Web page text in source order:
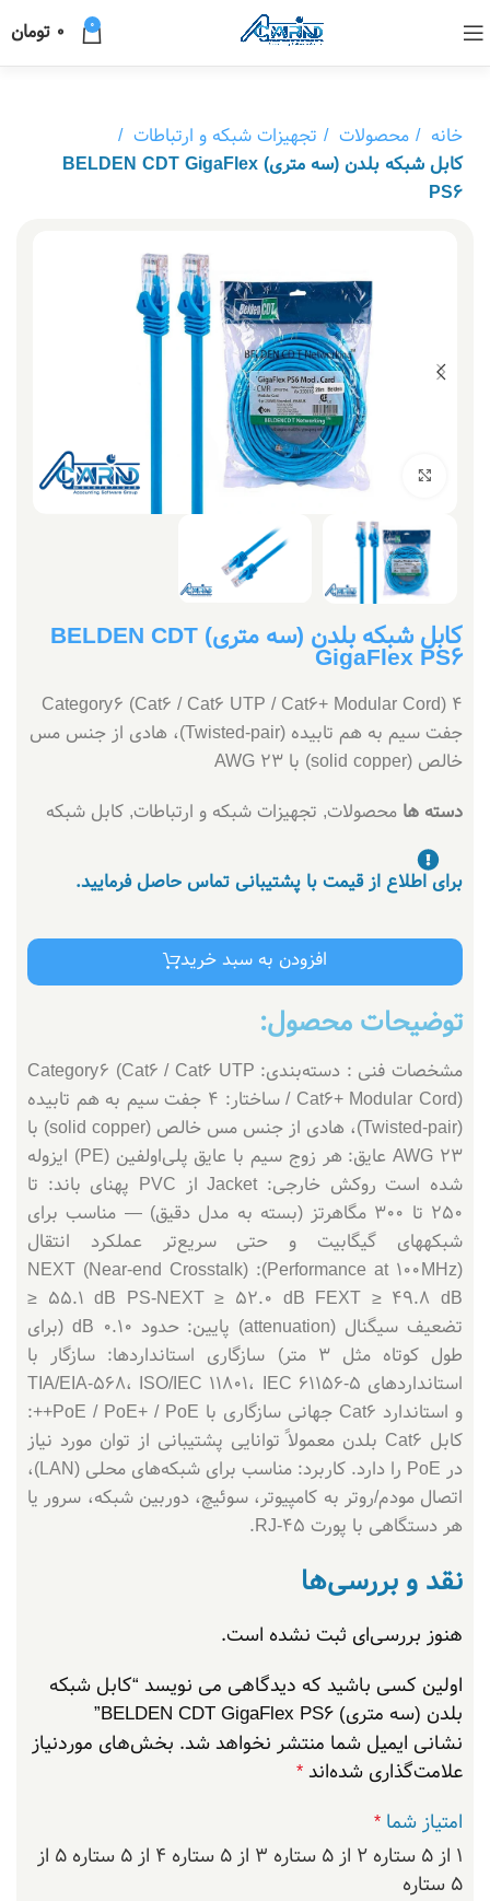
0
0 تومان
خانه محصولات
تجهیزات شبکه و ارتباطات
کابل شبکه بلدن (سه متری) BELDEN CDT GigaFlex
PS6
بزرگنمایی تصویر
کابل شبکه بلدن (سه متری) BELDEN CDT
GigaFlex PS6
Category 6 (Cat6 / Cat6 UTP / Cat6+ Modular Cord) ۴
جفت سیم به هم تابیده (Twisted‑pair)، هادی از جنس مس
خالص (solid copper) با AWG 23
دسته ها محصولات, تجهیزات شبکه و ارتباطات, کابل شبکه
برای اطلاع از قیمت با پشتیبانی تماس حاصل فرمایید.
افزودن به سبد خرید
توضیحات محصول:
مشخصات فنی : دسته‌بندی: Category 6 (Cat6 / Cat6 UTP
/ Cat6+ Modular Cord) ساختار: ۴ جفت سیم به هم تابیده
(Twisted‑pair)، هادی از جنس مس خالص (solid copper) با
AWG 23 عایق: هر زوج سیم با عایق پلی‌اولفین (PE) ایزوله
شده است روکش خارجی: Jacket از PVC پهنای باند: تا
250 تا 300 مگاهرتز (بسته به مدل دقیق) — مناسب برای
شبکه‎های گیگابیت و حتی سریع‌تر عملکرد انتقال
(Performance at 100 MHz): NEXT (Near-end Crosstalk)
≥ 55.1 dB PS‑NEXT ≥ 52.0 dB FEXT ≥ 49.8 dB
تضعیف سیگنال (attenuation) پایین: حدود 0.10 dB (برای
طول کوتاه مثل 3 متر) سازگاری استانداردها: سازگار با
استانداردهای TIA/EIA-568، ISO/IEC 11801، IEC 61156-5
و استاندارد Cat6 جهانی سازگاری با PoE / PoE+ / PoE++:
کابل Cat6 بلدن معمولاً توانایی پشتیبانی از توان مورد نیاز
در PoE را دارد. کاربرد: مناسب برای شبکه‌های محلی (LAN)،
اتصال مودم/روتر به کامپیوتر، سوئیچ، دوربین شبکه، سرور یا
هر دستگاهی با پورت RJ‑45.
نقد و بررسی‌ها
هنوز بررسی‌ای ثبت نشده است.
اولین کسی باشید که دیدگاهی می نویسد “کابل شبکه
بلدن (سه متری) BELDEN CDT GigaFlex PS6”
نشانی ایمیل شما منتشر نخواهد شد. بخش‌های موردنیاز
علامت‌گذاری شده‌اند *
امتیاز شما *
۱ از ۵ ستاره ۲ از ۵ ستاره ۳ از ۵ ستاره ۴ از ۵ ستاره
۵ از
۵ ستاره